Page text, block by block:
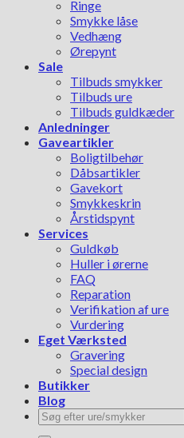
Ringe
Smykke låse
Vedhæng
Ørepynt
Sale
Tilbuds smykker
Tilbuds ure
Tilbuds guldkæder
Anledninger
Gaveartikler
Boligtilbehør
Dåbsartikler
Gavekort
Smykkeskrin
Årstidspynt
Services
Guldkøb
Huller i ørerne
FAQ
Reparation
Verifikation af ure
Vurdering
Eget Værksted
Gravering
Special design
Butikker
Blog
Søg
efter: